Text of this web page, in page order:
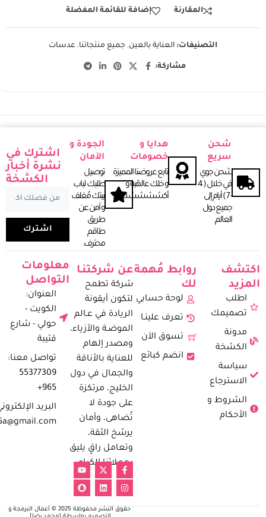
المقارنة إضافة للقائمة المفضلة
التصنيفات: العناية بالعين, جميع منتجاتنا, عدسات
مشاركة:
شحن
سريع
شحن جوي
في خلال ( 4
- 7 ) أيـام إلى
جميع دول
العـالم.
هدايا و
خصومات
تابع عروضنا المميزة
و خلك عالهّبة و
أكشششششخ.
الجودة و
الآمان
توصيل
طلبك لباب
بيتك مُغلف
و آمن عن
طريق
طاقم
محترف.
اشترك في
نشرة أخبار
الكشخة
اشترك
اكتشف
المزيد
اطلب
تصميمك
مدونة
الكشخة
سياسة
الاسترجاع
الشروط و
الأحكام
روابط مُهمة
لك
لوحة حسابي
تعرف علينـا
تسوق الآن
انضم كبائع
عن شركتنـا
شركة تطمح
لتكون أيقونة
الريادة في عـالم
الموضـة والأزياء،
ومصدر إلهام
للعناية بالأناقة
والجمال في دول
الخليج، مرتكزة
على جودة لا
تُضاهى، وأمان
يرسّخ الثقة،
وتعامل راقٍ يليق
بعملائنا الكرام.
معلومات
التواصل
العنوان:
الكويت -
حولي - شارع
قتيبة
تواصل معنا:
55377309
965+
البريد
حقوق النشر محفوظة 2025 © أعمال البرمجة و